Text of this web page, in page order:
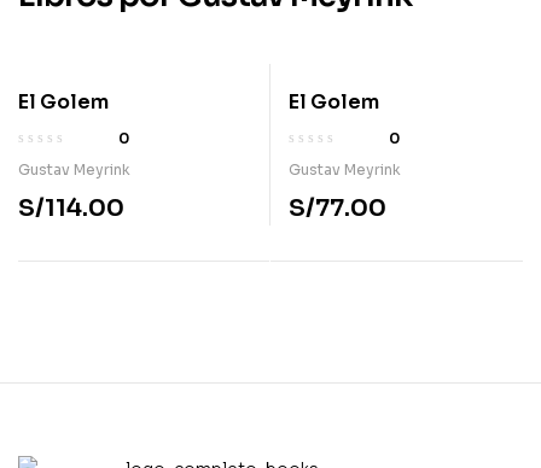
El Golem
0
Gustav Meyrink
S/114.00
El Golem
0
Gustav Meyrink
S/77.00